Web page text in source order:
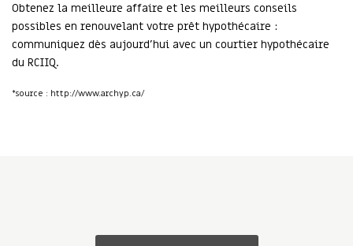
Obtenez la meilleure affaire et les meilleurs conseils
possibles en renouvelant votre prêt hypothécaire :
communiquez dès aujourd’hui avec un courtier hypothécaire
du RCIIQ.
*source : http://www.archyp.ca/